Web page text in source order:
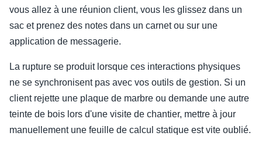
vous allez à une réunion client, vous les glissez dans un
sac et prenez des notes dans un carnet ou sur une
application de messagerie.
La rupture se produit lorsque ces interactions physiques
ne se synchronisent pas avec vos outils de gestion. Si un
client rejette une plaque de marbre ou demande une autre
teinte de bois lors d'une visite de chantier, mettre à jour
manuellement une feuille de calcul statique est vite oublié.